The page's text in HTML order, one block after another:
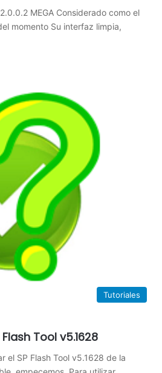
MEGA Considerado como el
momento Su interfaz limpia,
Tutoriales
Tool v5.1628
el SP Flash Tool v5.1628 de la